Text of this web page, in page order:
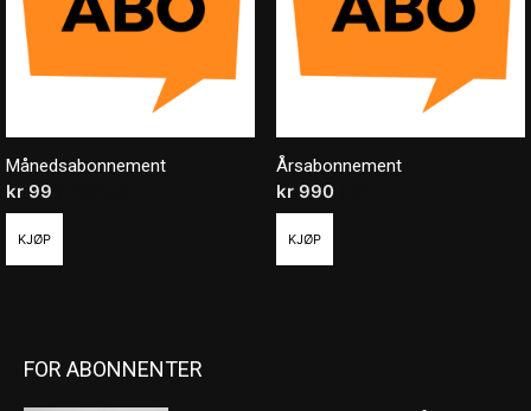
Månedsabonnement
kr 99
KJØP
Årsabonnement
kr990
KJØP
FOR ABONNENTER